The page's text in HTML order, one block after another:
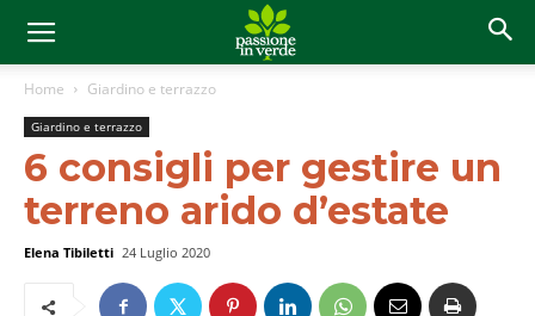
Home Giardino e terrazzo
Giardino e terrazzo
6 consigli per gestire un
terreno arido d’estate
Elena Tibiletti 24 Luglio 2020